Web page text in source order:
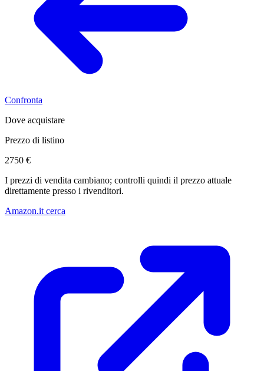
Confronta
Dove acquistare
Prezzo di listino
2750 €
I prezzi di vendita cambiano; controlli quindi il prezzo attuale
direttamente presso i rivenditori.
Amazon.it cerca